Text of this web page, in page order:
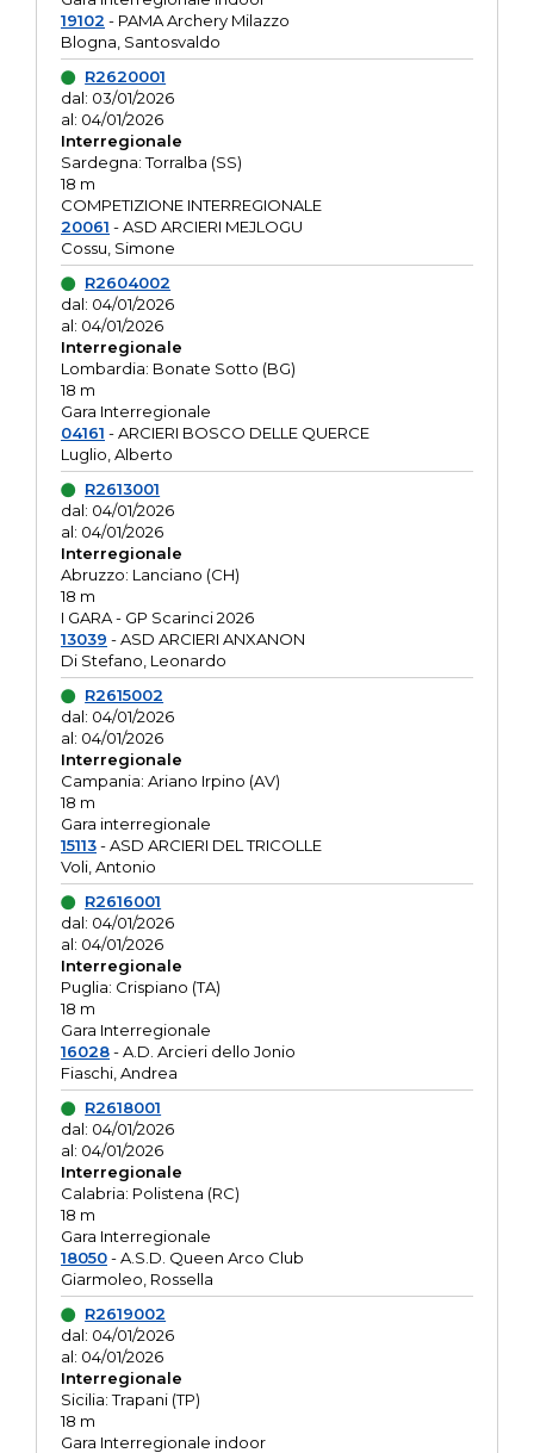
19102 - PAMA Archery Milazzo
Blogna, Santosvaldo
R2620001
dal: 03/01/2026
al: 04/01/2026
Interregionale
Sardegna: Torralba (SS)
18 m
COMPETIZIONE INTERREGIONALE
20061 - ASD ARCIERI MEJLOGU
Cossu, Simone
R2604002
dal: 04/01/2026
al: 04/01/2026
Interregionale
Lombardia: Bonate Sotto (BG)
18 m
Gara Interregionale
04161 - ARCIERI BOSCO DELLE QUERCE
Luglio, Alberto
R2613001
dal: 04/01/2026
al: 04/01/2026
Interregionale
Abruzzo: Lanciano (CH)
18 m
I GARA - GP Scarinci 2026
13039 - ASD ARCIERI ANXANON
Di Stefano, Leonardo
R2615002
dal: 04/01/2026
al: 04/01/2026
Interregionale
Campania: Ariano Irpino (AV)
18 m
Gara interregionale
15113- ASD ARCIERI DEL TRICOLLE
Voli, Antonio
R2616001
dal: 04/01/2026
al: 04/01/2026
Interregionale
Puglia: Crispiano (TA)
18 m
Gara Interregionale
16028- A.D. Arcieri dello Jonio
Fiaschi, Andrea
R2618001
dal: 04/01/2026
al: 04/01/2026
Interregionale
Calabria: Polistena (RC)
18 m
Gara Interregionale
18050- A.S.D. Queen Arco Club
Giarmoleo, Rossella
R2619002
dal: 04/01/2026
al: 04/01/2026
Interregionale
Sicilia: Trapani (TP)
18 m
Gara Interregionale indoor